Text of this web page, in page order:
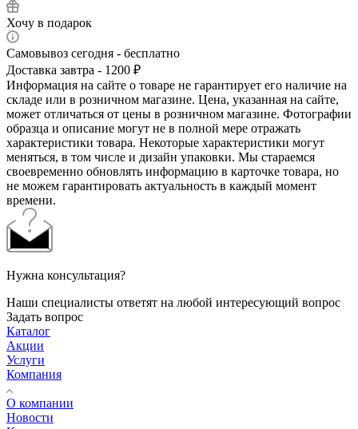
Хочу в подарок
Самовывоз сегодня - бесплатно
Доставка завтра - 1200 ₽
Информация на сайте о товаре не гарантирует его наличие на
складе или в розничном магазине. Цена, указанная на сайте,
может отличаться от цены в розничном магазине. Фотографии
образца и описание могут не в полной мере отражать
характеристики товара. Некоторые характеристики могут
меняться, в том числе и дизайн упаковки. Мы стараемся
своевременно обновлять информацию в карточке товара, но
не можем гарантировать актуальность в каждый момент
времени.
Нужна консультация?
Наши специалисты ответят на любой интересующий вопрос
Задать вопрос
Каталог
Акции
Услуги
Компания
О компании
Новости